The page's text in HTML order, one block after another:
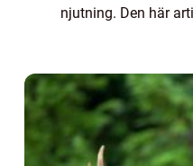
njutning. Den här